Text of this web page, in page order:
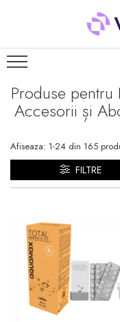
SOLUȚII
LENTILE DE
Soluții lentile dure
Soluții lentile moi
Sistem Peroxid
CONTACT
Accesorii lentile dure
Accesorii lentile
PACHETE
SOLUȚII
Produse pentru
Accesorii și
Afiseaza: 1-24 din 165
FILTRE